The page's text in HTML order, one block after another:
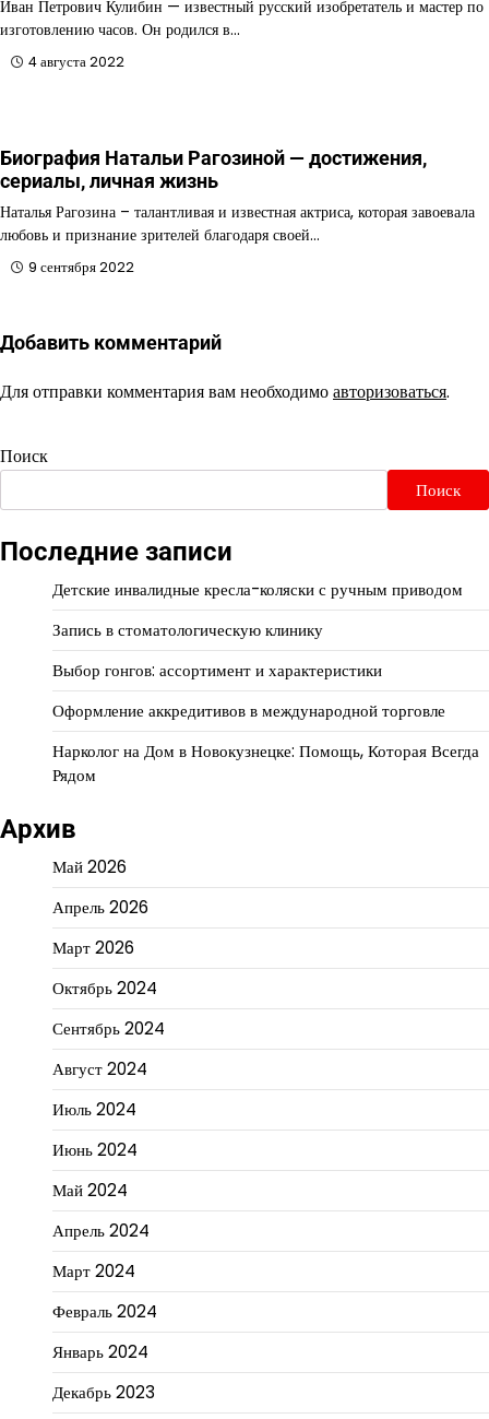
Иван Петрович Кулибин — известный русский изобретатель и мастер по
изготовлению часов. Он родился в…
4 августа 2022
Биография Натальи Рагозиной — достижения,
сериалы, личная жизнь
Наталья Рагозина – талантливая и известная актриса, которая завоевала
любовь и признание зрителей благодаря своей…
9 сентября 2022
Добавить комментарий
Для отправки комментария вам необходимоавторизоваться.
Поиск
Поиск
Последние записи
Детские инвалидные кресла-коляски с ручным приводом
Запись в стоматологическую клинику
Выбор гонгов: ассортимент и характеристики
Оформление аккредитивов в международной торговле
Нарколог на Дом в Новокузнецке: Помощь, Которая Всегда
Рядом
Архив
Май 2026
Апрель 2026
Март 2026
Октябрь 2024
Сентябрь 2024
Август 2024
Июль 2024
Июнь 2024
Май 2024
Апрель 2024
Март 2024
Февраль 2024
Январь 2024
Декабрь 2023